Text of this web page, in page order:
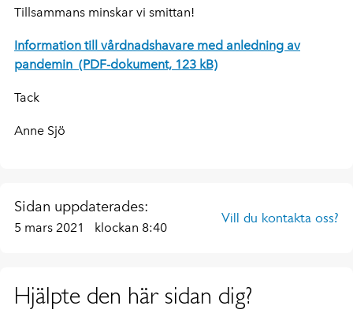
Tillsammans minskar vi smittan!
Information till vårdnadshavare med anledning av
pandemin (PDF-dokument, 123 kB)
Tack
Anne Sjö
Sidan uppdaterades:
5 mars 2021 klockan 8:40
Vill du kontakta oss?
Hjälpte den här sidan dig?